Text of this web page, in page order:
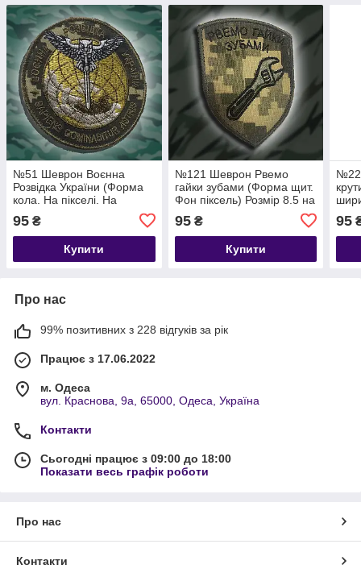
№51 Шеврон Воєнна
Розвідка України (Форма
кола. На пікселі. На
95 ₴
Купити
№121 Шеврон Рвемо
гайки зубами (Форма щит.
Фон піксель) Розмір 8.5 на
95₴
Купити
95
Про нас
99% позитивних з 228 відгуків за рік
Працює з 17.06.2022
м. Одеса
вул. Краснова, 9а, 65000, Одеса, Україна
Контакти
Сьогодні працює з 09:00 до 18:00
Показати весь графік роботи
Про нас
Контакти